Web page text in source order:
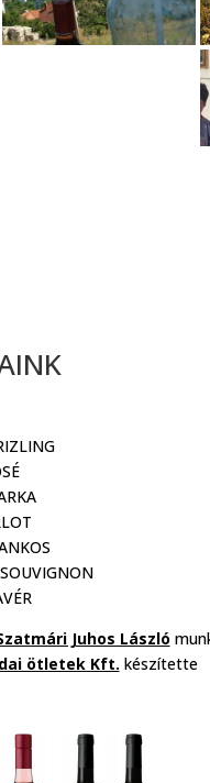
Juhos László
ötletek Kft. készítette